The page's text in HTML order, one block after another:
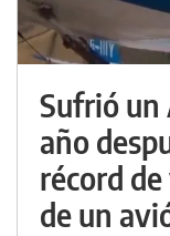
Sufrió un
año
récord
de un